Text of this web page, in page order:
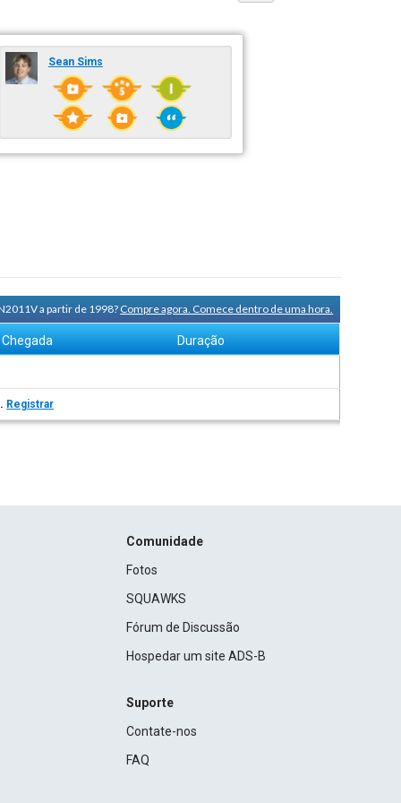
Sean Sims
a partir de 1998?Compre agora. Comece dentro de uma hora.
Chegada Duração
Registrar
Comunidade
Fotos
SQUAWKS
Fórum de Discussão
Hospedar um site ADS-B
Suporte
Contate-nos
FAQ